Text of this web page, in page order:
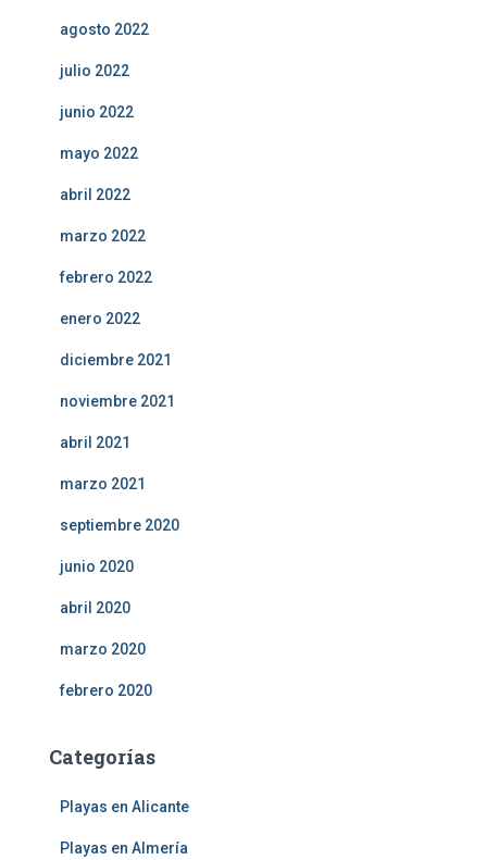
agosto 2022
julio 2022
junio 2022
mayo 2022
abril 2022
marzo 2022
febrero 2022
enero 2022
diciembre 2021
noviembre 2021
abril 2021
marzo 2021
septiembre 2020
junio 2020
abril 2020
marzo 2020
febrero 2020
Categorías
Playas en Alicante
Playas en Almería